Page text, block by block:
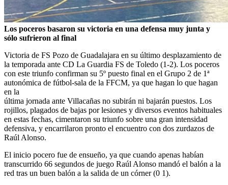
Los poceros basaron su victoria en una defensa muy junta y
sólo sufrieron al final
Victoria de FS Pozo de Guadalajara en su último desplazamiento de
la temporada ante CD La Guardia FS de Toledo (1-2). Los poceros
con este triunfo confirman su 5º puesto final en el Grupo 2 de 1ª
autonómica de fútbol-sala de la FFCM, ya que hagan lo que hagan
en la
última jornada ante Villacañas no subirán ni bajarán puestos. Los
rojillos, plagados de bajas por lesiones y diversos eventos habituales
en estas fechas, cimentaron su triunfo sobre una gran intensidad
defensiva, y encarrilaron pronto el encuentro con dos zurdazos de
Raúl Alonso.
El inicio pocero fue de ensueño, ya que cuando apenas habían
transcurrido 66 segundos de juego Raúl Alonso mandó el balón a la
red tras un buen balón a la salida de un córner (0 1).